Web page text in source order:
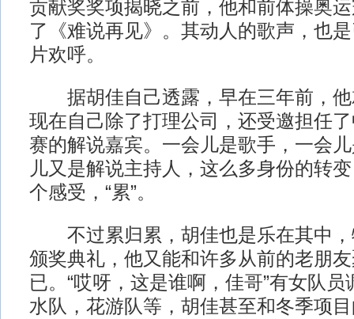
贡献奖奖项揭晓之前，他和前体操奥
了《难说再见》。其动人的歌声，也
片欢呼。
据胡佳自己透露，早在三年前，他
现在自己除了打理公司，还受邀担任
赛的解说嘉宾。一会儿是歌手，一会
儿又是解说主持人，这么多身份的转
个感受，“累”。
不过累归累，胡佳也是乐在其中，
颁奖典礼，他又能和许多从前的老朋
已。“哎呀，这是谁啊，佳哥”有女队
水队，花游队等，胡佳甚至和冬季项